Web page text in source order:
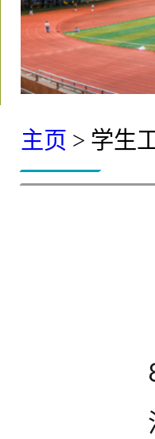
主页 > 学生